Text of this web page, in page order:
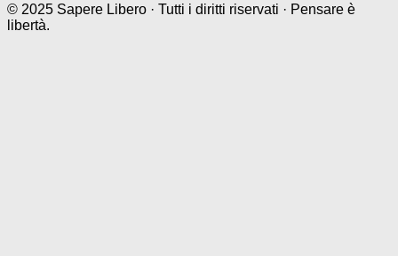
© 2025 Sapere Libero · Tutti i diritti riservati · Pensare è
libertà.